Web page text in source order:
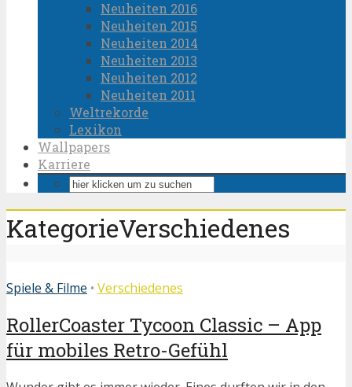
Neuheiten 2016
Neuheiten 2015
Neuheiten 2014
Neuheiten 2013
Neuheiten 2012
Neuheiten 2011
Weltrekorde
Lexikon
Wallpapers
Karriere
KategorieVerschiedenes
Spiele & Filme • Verschiedenes
RollerCoaster Tycoon Classic – App
für mobiles Retro-Gefühl